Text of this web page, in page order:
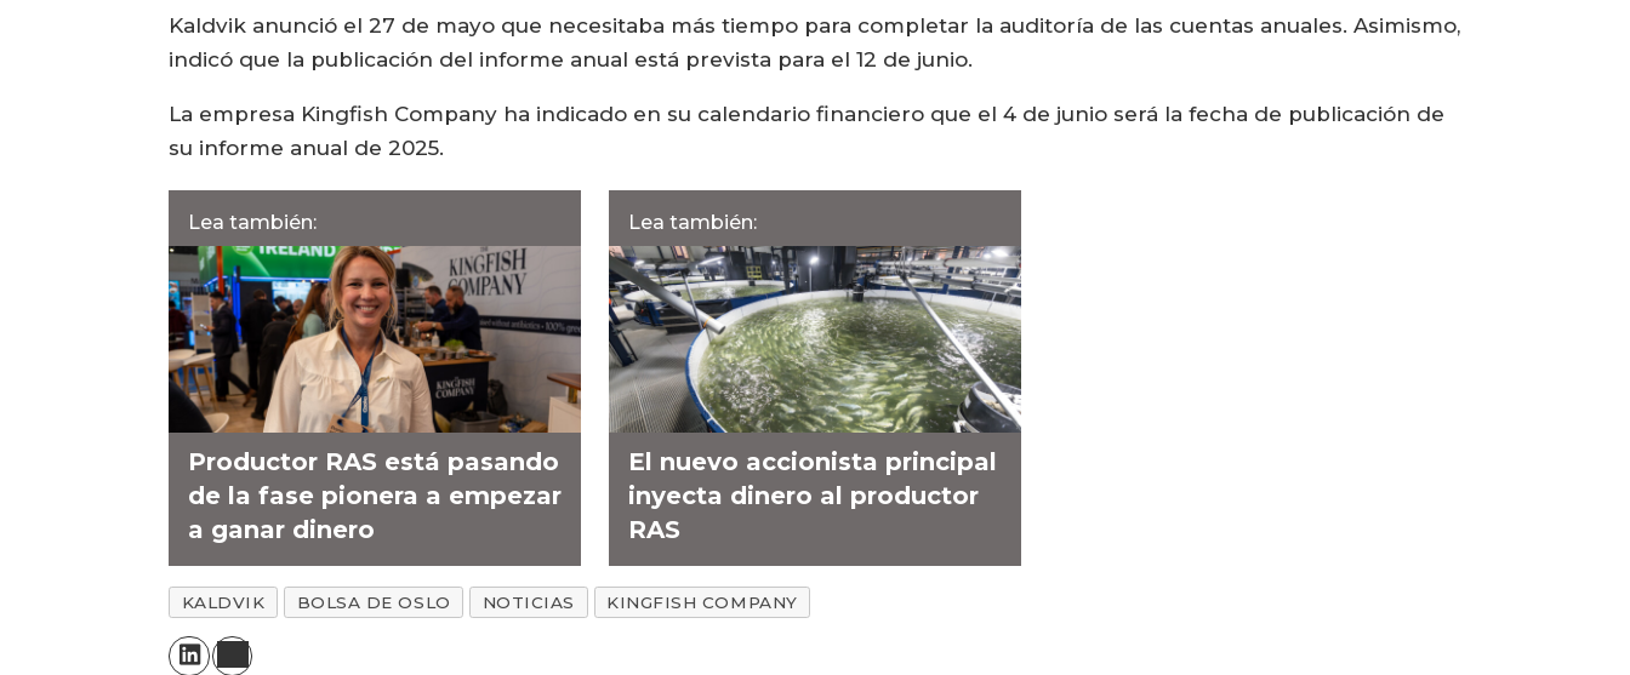
Kaldvik anunció el 27 de mayo que necesitaba más tiempo para completar la auditoría de las cuentas anuales. Asimismo,
indicó que la publicación del informe anual está prevista para el 12 de junio.
La empresa Kingfish Company ha indicado en su calendario financiero que el 4 de junio será la fecha de publicación de
su informe anual de 2025.
Lea también:
Productor RAS está pasando
de la fase pionera a empezar
a ganar dinero
Lea también:
El nuevo accionista principal
inyecta dinero al productor
RAS
KALDVIK BOLSA DE OSLO NOTICIAS KINGFISH COMPANY